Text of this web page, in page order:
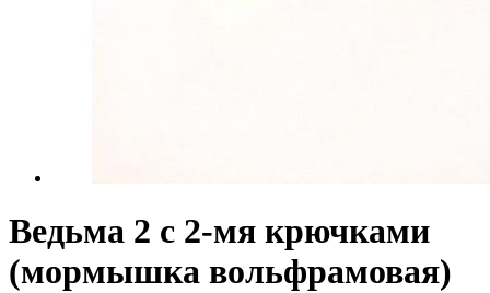
Ведьма 2 с 2-мя крючками
(мормышка вольфрамовая)